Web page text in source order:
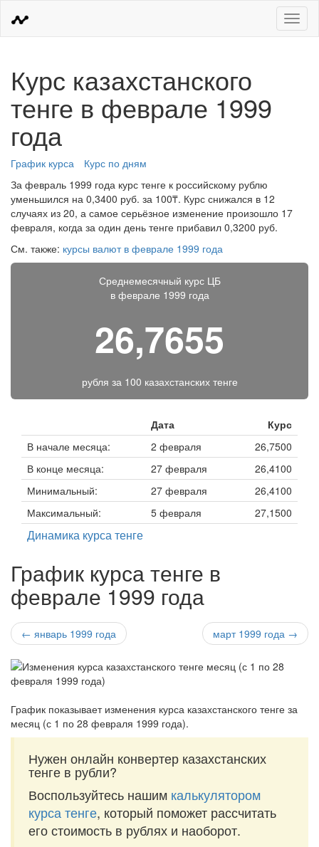
Меню
Курс казахстанского
тенге в феврале 1999
года
График курса
Курс по дням
За февраль 1999 года курс тенге к российскому рублю
уменьшился на 0,3400 руб. за 100₸. Курс снижался в 12
случаях из 20, а самое серьёзное изменение произошло 17
февраля, когда за один день тенге прибавил 0,3200 руб.
См. также: курсы валют в феврале 1999 года
Среднемесячный курс ЦБ
в феврале 1999 года
26,7655
рубля за 100 казахстанских тенге
Дата
Курс
В начале месяца:
2 февраля
26,7500
В конце месяца:
27 февраля
26,4100
Минимальный:
27 февраля
26,4100
Максимальный:
5 февраля 27,1500
Динамика курса тенге
График курса тенге в
феврале 1999 года
← январь 1999 года март 1999 года →
График показывает изменения курса казахстанского тенге за
месяц (с 1 по 28 февраля 1999 года).
Нужен онлайн конвертер казахстанских
тенге в рубли?
Воспользуйтесь нашим калькулятором
курса тенге, который поможет рассчитать
его стоимость в рублях и наоборот.